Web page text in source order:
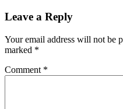
Leave a Reply
Your email address will not be
marked *
Comment *